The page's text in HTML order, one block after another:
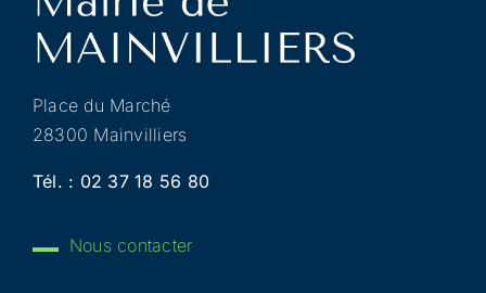
Place du Marché
28300 Mainvilliers
Tél. : 02 37 18 56 80
Nous contacter